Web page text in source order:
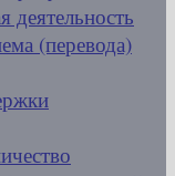
деятельность
(перевода)